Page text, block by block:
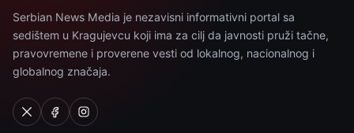
Serbian News Media je nezavisni informativni portal sa
sedištem u Kragujevcu koji ima za cilj da javnosti pruži tačne,
pravovremene i proverene vesti od lokalnog, nacionalnog i
globalnog značaja.